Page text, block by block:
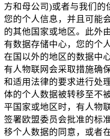
方和母公司)或者与我们
您的个人信息，并且可能
的其他国家或地区。此外
有数据存储中心，您的个
在国以外的地区的数据中
有人物联网会采取措施确
和适用法律的要求进行处
体的个人数据被转移至不
平国家或地区时，有人物
签署欧盟委员会批准的标
移个人数据的同意，或者